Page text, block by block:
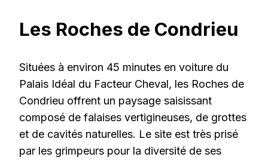
Les Roches de Condrieu
Situées à environ 45 minutes en voiture du
Palais Idéal du Facteur Cheval, les Roches de
Condrieu offrent un paysage saisissant
composé de falaises vertigineuses, de grottes
et de cavités naturelles. Le site est très prisé
par les grimpeurs pour la diversité de ses